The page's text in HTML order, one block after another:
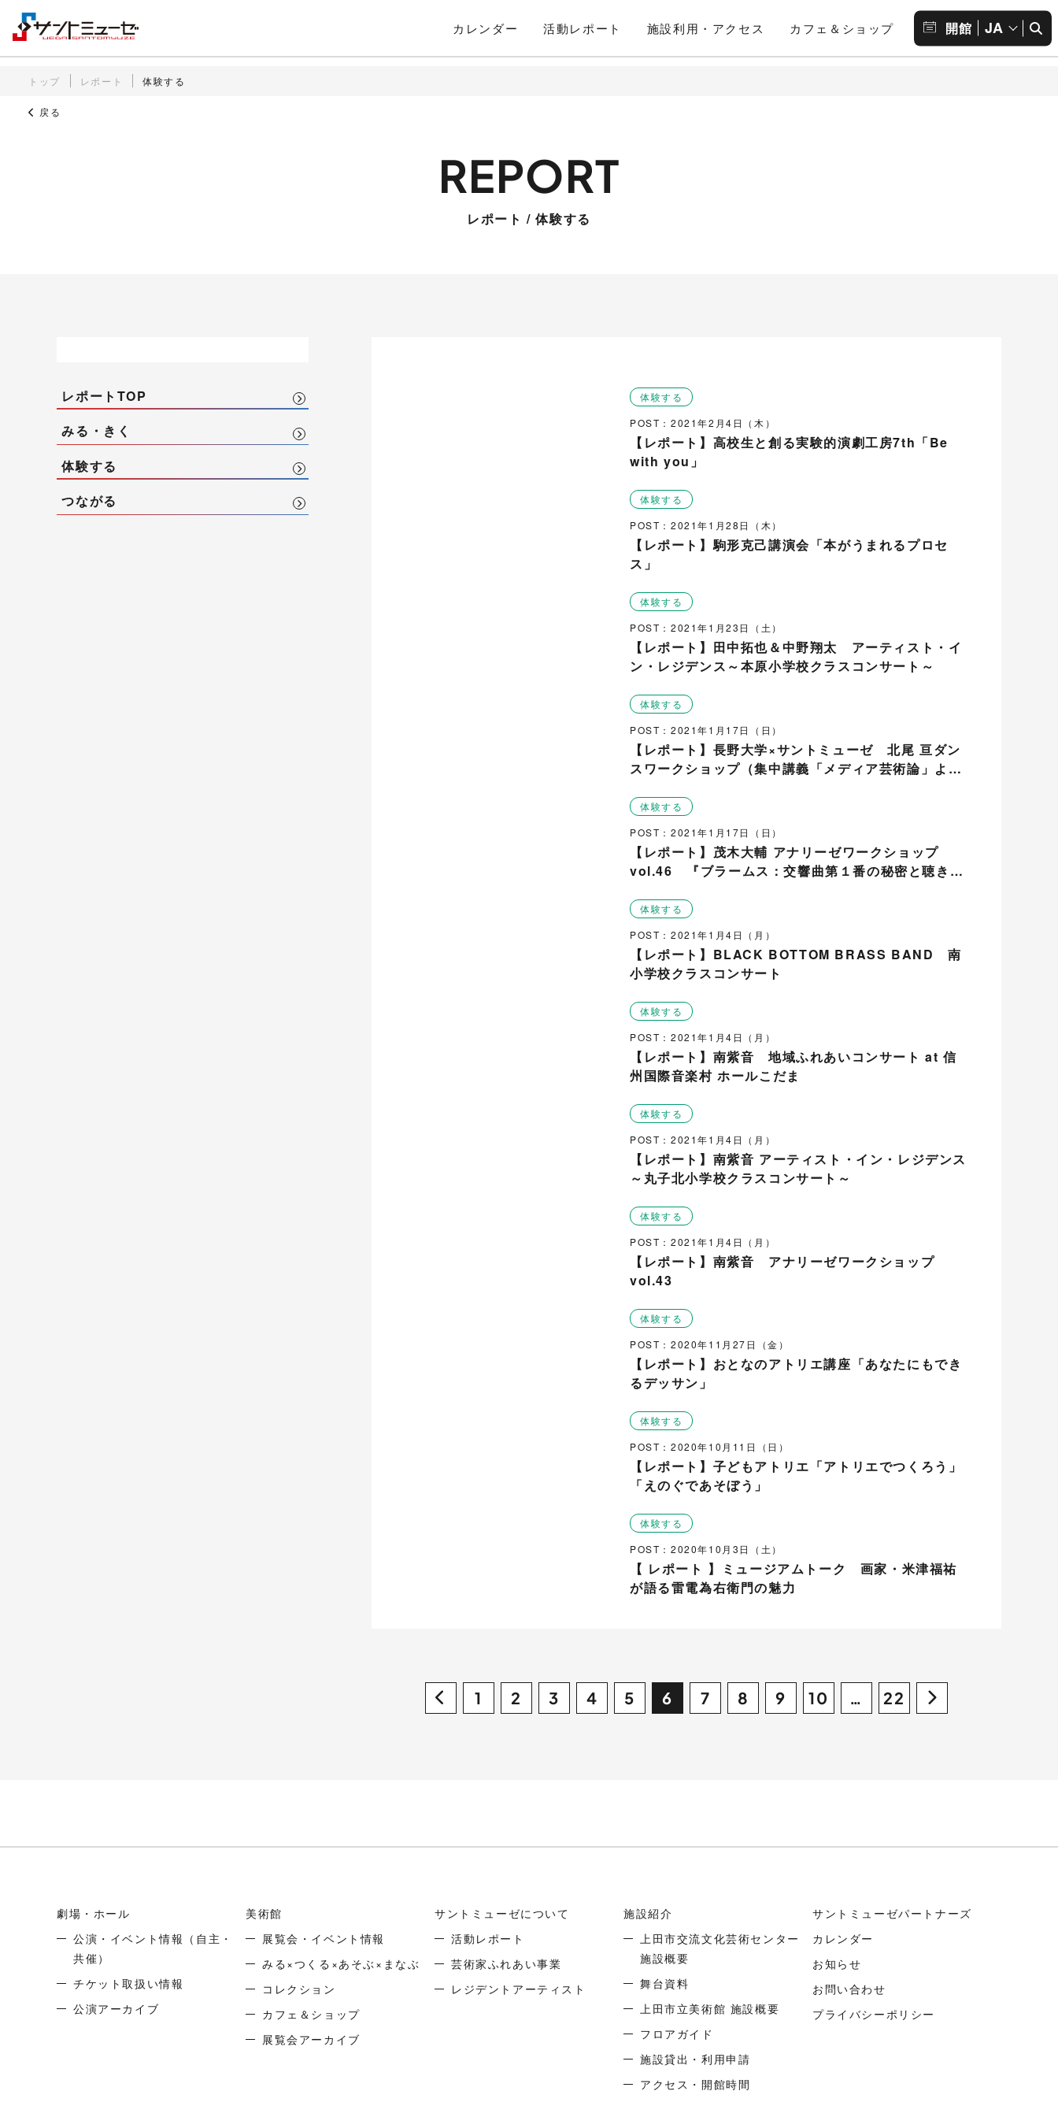
カレンダー 活動レポート 施設利用 ・アクセス カフェ＆ショップ 開館 JA
トップ レポート 体験する
戻る
レポート / 体験する
レポートTOP
みる・きく
体験する
つながる
体験する
POST：2021年2月4日（木）
【レポート】高校生と創る実験的演劇工房7th「Be
with you」
体験する
POST：2021年1月28日（木）
【レポート】駒形克己講演会「本がうまれるプロセ
ス」
体験する
POST：2021年1月23日（土）
【レポート】田中拓也＆中野翔太 アーティスト・イ
ン・レジデンス～本原小学校クラスコンサート～
体験する
POST：2021年1月17日（日）
【レポート】長野大学×サントミューゼ 北尾 亘ダン
スワークショップ（集中講義「メディア芸術論」よ
体験する
POST：2021年1月17日（日）
【レポート】茂木大輔 アナリーゼワークショップ
vol.46 『ブラームス：交響曲第１番の秘密と聴きど
体験する
POST：2021年1月4日（月）
【レポート】BLACK BOTTOM BRASS BAND 南
小学校クラスコンサート
体験する
POST：2021年1月4日（月）
【レポート】南紫音 地域ふれあいコンサート at 信
州国際音楽村 ホールこだま
体験する
POST：2021年1月4日（月）
【レポート】南紫音 アーティスト・イン・レジデンス
～丸子北小学校クラスコンサート～
体験する
POST：2021年1月4日（月）
【レポート】南紫音 アナリーゼワークショップ
vol.43
体験する
POST：2020年11月27日（金）
【レポート】おとなのアトリエ講座「あなたにもでき
るデッサン」
体験する
POST：2020年10月11日（日）
【レポート】子どもアトリエ「アトリエでつくろう」
「えのぐであそぼう」
体験する
POST：2020年10月3日（土）
【 レポート 】ミュージアムトーク 画家・米津福祐
が語る雷電為右衛門の魅力
1 2 3 4 5 6 7 8 9 10 … 22
劇場・ホール
公演・イベント情報 （自主・
共催）
チケット取扱い情報
公演アーカイブ
美術館
展覧会・イベント情報
みる×つくる×あそぶ×まなぶ
コレクション
カフェ＆ショップ
展覧会アーカイブ
サントミューゼについて
活動レポート
芸術家ふれあい事業
レジデントアーティスト
施設紹介
上田市交流文化芸術センター
施設概要
舞台資料
上田市立美術館 施設概要
フロアガイド
施設貸出・利用申請
アクセス・開館時間
サントミューゼパートナーズ
カレンダー
お知らせ
お問い合わせ
プライバシーポリシー